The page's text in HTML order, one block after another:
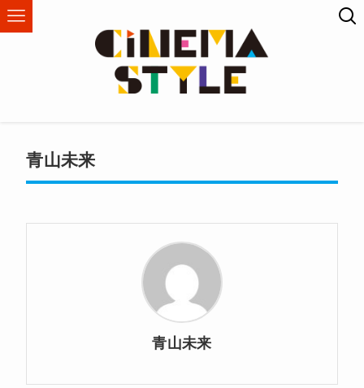
青山未来
青山未来